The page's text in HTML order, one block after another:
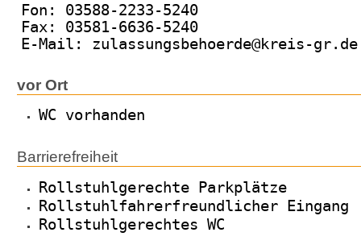
Fon: 03588-2233-5240
Fax: 03581-6636-5240
E-Mail: zulassungsbehoerde@kreis-gr.de
vor Ort
WC vorhanden
Barrierefreiheit
Rollstuhlgerechte Parkplätze
Rollstuhlfahrerfreundlicher Eingang
Rollstuhlgerechtes WC